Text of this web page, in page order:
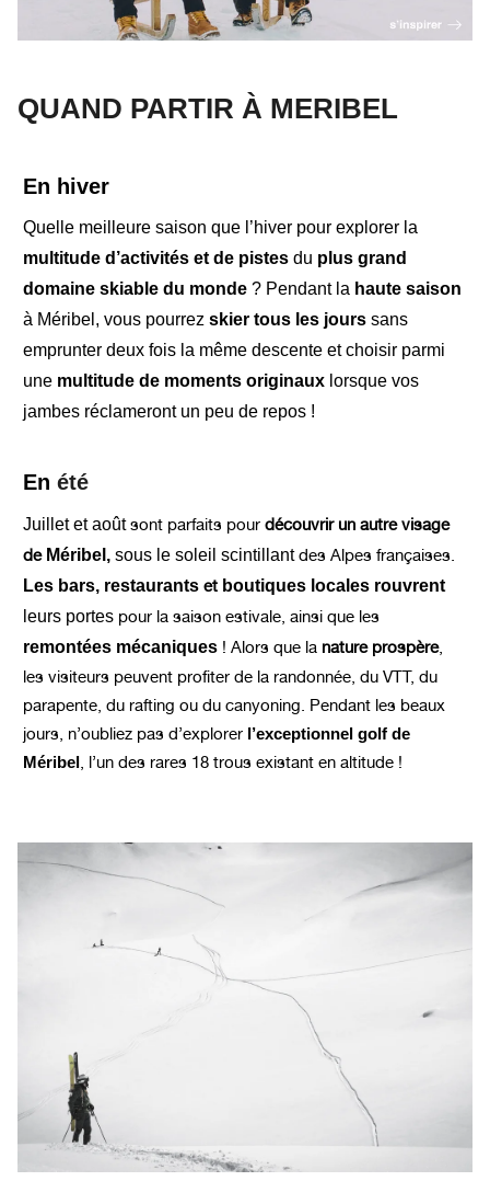
QUAND PARTIR À MERIBEL
En hiver
Quelle meilleure saison que l’hiver pour explorer la
multitude d’activités et de pistes du plus grand
domaine skiable du monde ? Pendant la haute saison
à Méribel, vous pourrez skier tous les jours sans
emprunter deux fois la même descente et choisir parmi
une multitude de moments originaux lorsque vos
jambes réclameront un peu de repos !
En été
Juillet et aoûtsont parfaits pour découvrir un autre visage
de Méribel , sous le soleil scintillant des Alpes françaises.
Les bars, restaurants et boutiques locales rouvrent
leurs portes pour la saison estivale, ainsi que les
remontées mécaniques ! Alors que la nature prospère,
les visiteurs peuvent profiter de la randonnée, du VTT, du
parapente, du rafting ou du canyoning. Pendant les beaux
jours, n’oubliez pas d’explorer l’exceptionnel golf de
Méribel, l’un des rares 18 trous existant en altitude !